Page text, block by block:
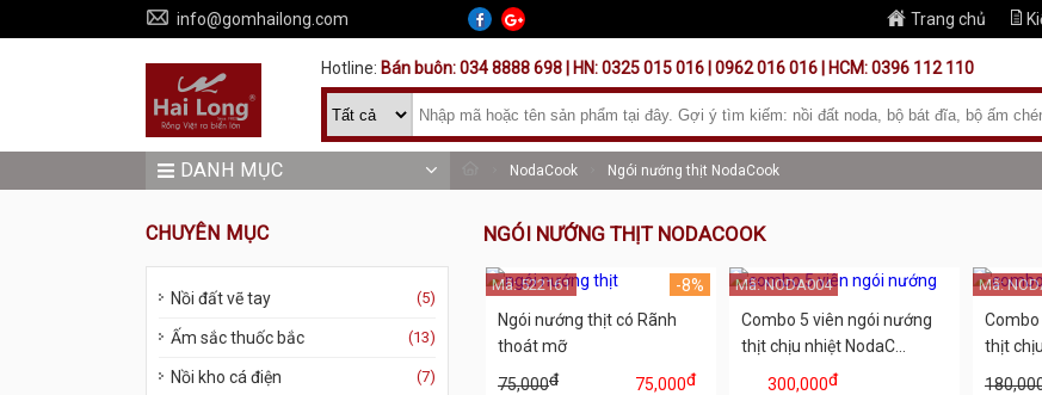
info@gomhailong.com Trang chủ
Hotline: Bán buôn: 034 8888 698 | HN: 0325 015 016 | 0962 016 016 | HCM: 0396 112 110
DANH MỤC NodaCook Ngói nướng thịt NodaCook
CHUYÊN MỤC
Nồi đất vẽ tay (5)
Ấm sắc thuốc bắc (13)
Nồi kho cá điện (7)
NGÓI NƯỚNG THỊT NODACOOK
Ngói nướng thịt có Rãnh
thoát mỡ
75,000đ 75,000đ
-8%
Mã: 522161
Combo 5 viên ngói nướng
thịt chịu nhiệt NodaC...
300,000đ
Mã: NODA004
thịt chịu
Mã: